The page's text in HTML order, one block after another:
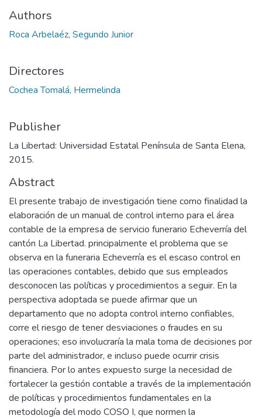
Authors
Roca Arbelaéz, Segundo Junior
Directores
Cochea Tomalá, Hermelinda
Publisher
La Libertad: Universidad Estatal Península de Santa Elena,
2015.
Abstract
El presente trabajo de investigación tiene como finalidad la
elaboración de un manual de control interno para el área
contable de la empresa de servicio funerario Echeverría del
cantón La Libertad. principalmente el problema que se
observa en la funeraria Echeverría es el escaso control en
las operaciones contables, debido que sus empleados
desconocen las políticas y procedimientos a seguir. En la
perspectiva adoptada se puede afirmar que un
departamento que no adopta control interno confiables,
corre el riesgo de tener desviaciones o fraudes en su
operaciones; eso involucraría la mala toma de decisiones por
parte del administrador, e incluso puede ocurrir crisis
financiera. Por lo antes expuesto surge la necesidad de
fortalecer la gestión contable a través de la implementación
de políticas y procedimientos fundamentales en la
metodología del modo COSO I, que normen la